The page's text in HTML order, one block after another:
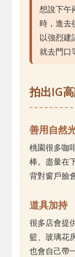
想說下午
時，進去
以強烈建
就去門口
拍出IG
善用自然
桃園很多咖
棒。盡量在
背對窗戶臉
道具加持
很多店會提
籃、玻璃花
也會自己帶